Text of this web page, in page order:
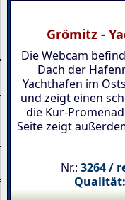
Grömitz -
Die Webcam
Dach der
Yachthafen im
und zeigt einen
die Kur-
Seite zeigt
Nr.: 3264 /